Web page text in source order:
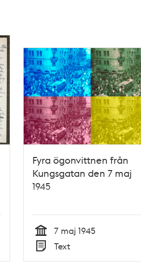
Fyra ögonvittnen från
Kungsgatan den 7 maj
1945
Tid
7 maj 1945
Typ
Text